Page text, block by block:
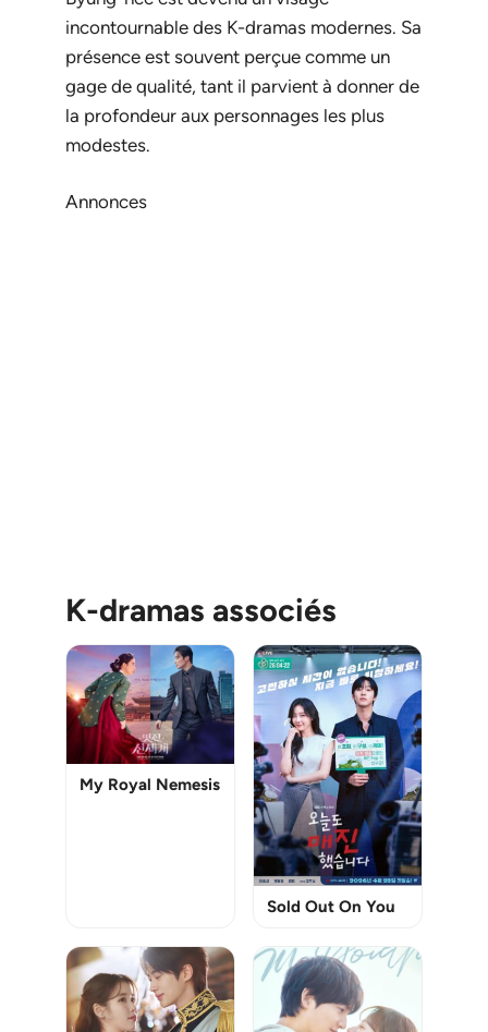
incontournable des K-dramas modernes. Sa
présence est souvent perçue comme un
gage de qualité, tant il parvient à donner de
la profondeur aux personnages les plus
modestes.
Annonces
K-dramas associés
My Royal Nemesis
Sold Out On You